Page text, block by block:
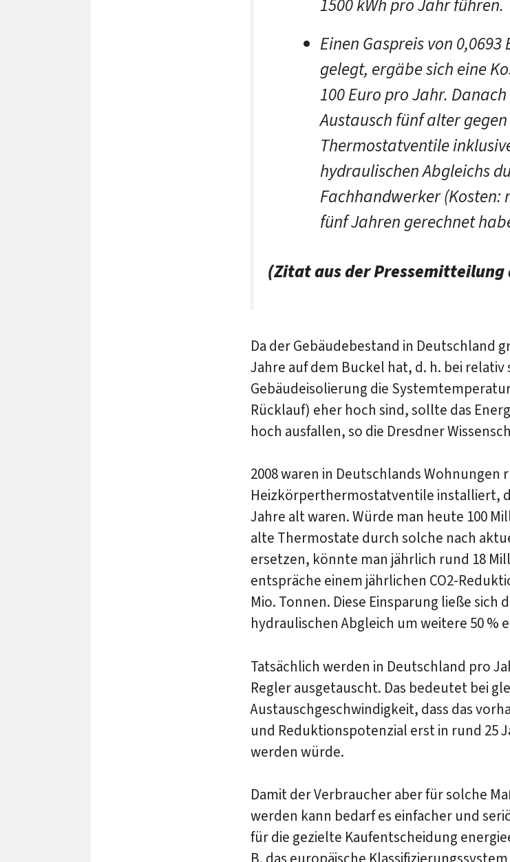
1500 kWh pro Jahr führen.
Einen Gaspreis von
gelegt, ergäbe sich eine
100 Euro pro Jahr.
Austausch fünf alter
Thermostatventile
hydraulischen Abgleichs
Fachhandwerker (Kosten:
fünf Jahren gerechnet
(Zitat aus der Pressemitteilung
Da der Gebäudebestand in Deutschland
Jahre auf dem Buckel hat, d. h. bei
Gebäudeisolierung die
Rücklauf) eher hoch sind, sollte das
hoch ausfallen, so die Dresdner
2008 waren in Deutschlands Wohnungen
Heizkörperthermostatventile installiert,
Jahre alt waren. Würde man heute 100
alte Thermostate durch solche nach
ersetzen, könnte man jährlich rund 18
entspräche einem jährlichen CO2-
Mio. Tonnen. Diese Einsparung ließe
hydraulischen Abgleich um weitere 50 %
Tatsächlich werden in Deutschland pro
Regler ausgetauscht. Das bedeutet bei
Austauschgeschwindigkeit, dass das
und Reduktionspotenzial erst in rund 25
werden würde.
Damit der Verbraucher aber für solche
werden kann bedarf es einfacher und
für die gezielte Kaufentscheidung